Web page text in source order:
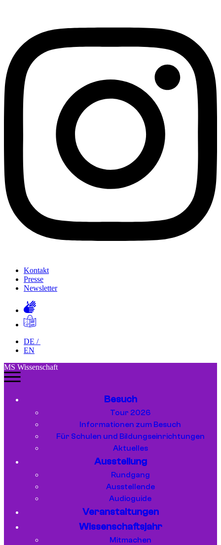
Kontakt
Presse
Newsletter
DE /
EN
MS Wissenschaft
Besuch
Tour 2026
Informationen zum Besuch
Für Schulen und Bildungseinrichtungen
Aktuelles
Ausstellung
Rundgang
Ausstellende
Audioguide
Veranstaltungen
Wissenschaftsjahr
Mitmachen